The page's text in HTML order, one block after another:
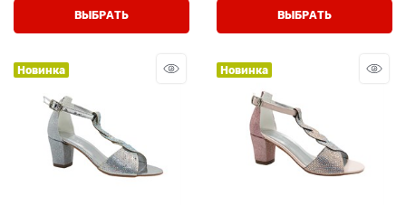
ВЫБРАТЬ ВЫБРАТЬ
Новинка Новинка